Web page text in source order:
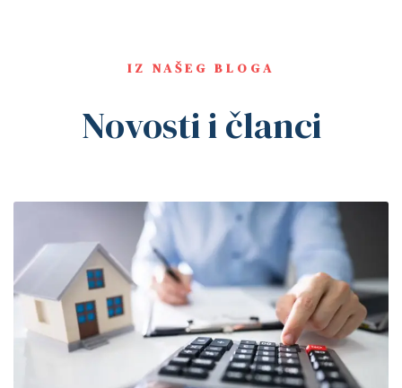
IZ NAŠEG BLOGA
Novosti i članci